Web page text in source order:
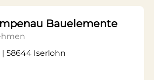
Bauelemente
58644 Iserlohn